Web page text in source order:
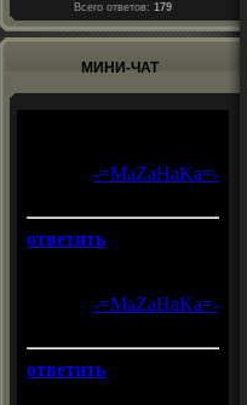
Всего ответов: 179
МИНИ-ЧАТ